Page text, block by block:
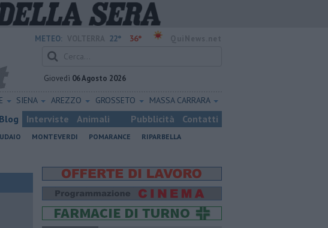
METEO: 22° 36°
Giovedì 06 Agosto 2026
SIENA AREZZO GROSSETO MASSA CARRARA
Blog Interviste Animali Pubblicità Contatti
MONTEVERDI POMARANCE
RIPARBELLA